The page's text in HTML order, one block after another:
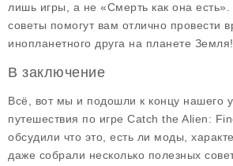
лишь игры, а не «Смерть как она
советы помогут вам отлично провести
инопланетного друга на планете Земля!
В заключение
Всё, вот мы и подошли к концу нашего
путешествия по игре Catch the Alien:
обсудили что это, есть ли моды,
даже собрали несколько полезных